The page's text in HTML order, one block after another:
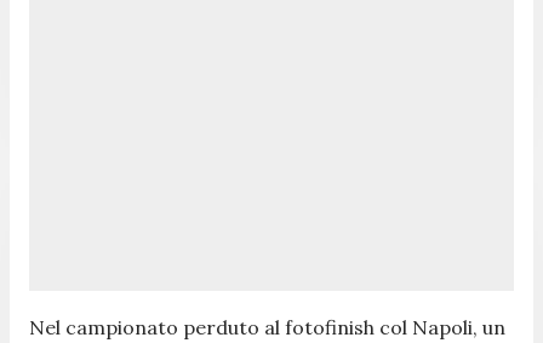
Nel campionato perduto al fotofinish col Napoli, un